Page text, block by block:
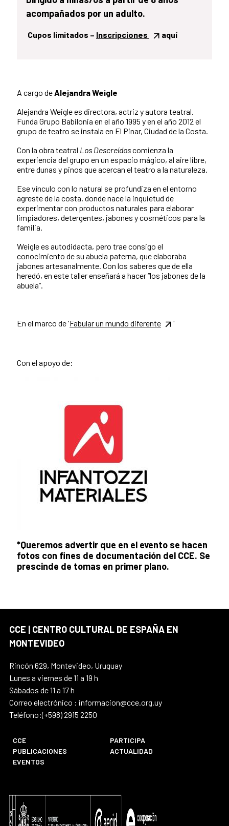
acompañados por un adulto.
Cupos limitados – Inscripciones aquí
A cargo deAlejandra Weigle
Alejandra Weigle es directora, actriz y autora teatral.
Funda Grupo Babilonia en el año 1995 y en el año 2012 el
grupo de teatro se instala en El Pinar, Ciudad de la Costa.
Con la obra teatral Los Descreídoscomienza la
experiencia del grupo en un espacio mágico, al aire libre,
entre dunas y pinos que acercan el teatro a la naturaleza.
Ese vínculo con lo natural se profundiza en el entorno
agreste de la costa, donde nace la inquietud de
experimentar con productos naturales para elaborar
limpiadores, detergentes, jabones y cosméticos para la
familia.
Weigle es autodidacta, pero trae consigo el
conocimiento de su abuela paterna, que elaboraba
jabones artesanalmente. Con los saberes que de ella
heredó, en este taller enseñará a hacer “los jabones de la
abuela”.
En el marco de 'Fabular un mundo diferente '
Con el apoyo de:
*Queremos advertir que en el evento se hacen
fotos con fines de documentación del CCE. Se
prescinde de tomas en primer plano.
CCE | CENTRO CULTURAL DE ESPAÑA EN
MONTEVIDEO
Rincón 629, Montevideo, Uruguay
Lunes a viernes de 11 a 19 h
Sábados de 11 a 17 h
Correo electrónico : informacion@cce.org.uy
Teléfono:(+598) 2915 2250
CCE
PARTICIPA
PUBLICACIONES
ACTUALIDAD
EVENTOS